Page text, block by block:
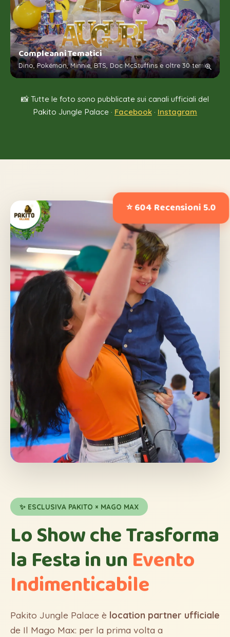
Compleanni Tematici
Dino, Pokémon, Minnie, BTS, Doc McStuffins e oltre 30 temi
📸 Tutte le foto sono pubblicate sui canali ufficiali del
Pakito Jungle Palace · Facebook · Instagram
⭐ 604 Recensioni 5.0
✨ ESCLUSIVA PAKITO × MAGO MAX
Lo Show che Trasforma
la Festa in unEvento
Indimenticabile
Pakito Jungle Palace è location partner ufficiale
de Il Mago Max: per la prima volta a